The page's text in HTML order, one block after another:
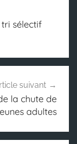
sélectif
suivant
la chute de
adultes